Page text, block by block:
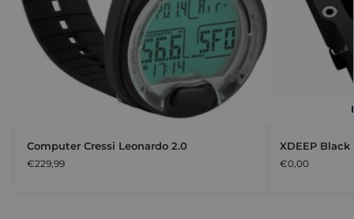
Computer Cressi Leonardo 2.0
€229,99
XDEEP
€0,00